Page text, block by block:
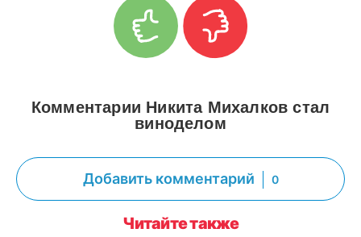
Комментарии Никита Михалков стал
виноделом
Добавить комментарий 0
Читайте также